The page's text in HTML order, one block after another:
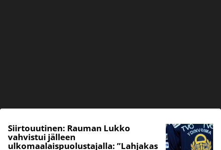
Siirtouutinen: Rauman Lukko
vahvistui jälleen
ulkomaalaispuolustajalla: ”Lahjakas